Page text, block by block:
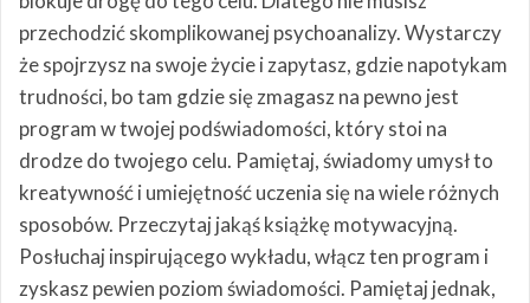
przechodzić skomplikowanej psychoanalizy. Wystarczy
że spojrzysz na swoje życie i zapytasz, gdzie napotykam
trudności, bo tam gdzie się zmagasz na pewno jest
program w twojej podświadomości, który stoi na
drodze do twojego celu. Pamiętaj, świadomy umysł to
kreatywność i umiejętność uczenia się na wiele różnych
sposobów. Przeczytaj jakąś książkę motywacyjną.
Posłuchaj inspirującego wykładu, włącz ten program i
zyskasz pewien poziom świadomości. Pamiętaj jednak,